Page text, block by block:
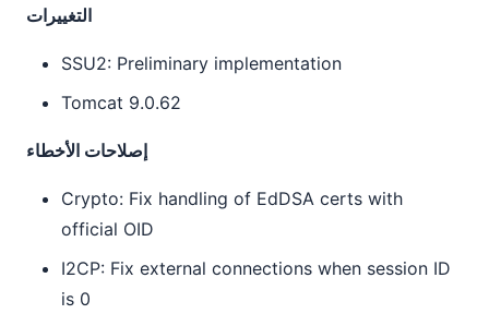
التغييرات
SSU2: Preliminary implementation
Tomcat 9.0.62
إصلاحات الأخطاء
Crypto: Fix handling of EdDSA certs with
official OID
I2CP: Fix external connections when session ID
is 0